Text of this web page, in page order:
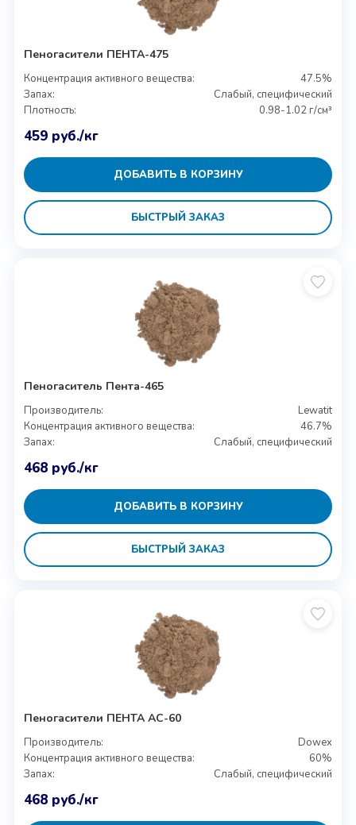
Пеногасители ПЕНТА-475
Концентрация активного вещества:
47.5%
Запах:
Слабый, специфический
Плотность:
0.98-1.02 г/см³
459 руб./кг
ДОБАВИТЬ В КОРЗИНУ
БЫСТРЫЙ ЗАКАЗ
Пеногаситель Пента-465
Производитель:
Lewatit
Концентрация активного вещества:
46.7%
Запах:
Слабый, специфический
468 руб./кг
ДОБАВИТЬ В КОРЗИНУ
БЫСТРЫЙ ЗАКАЗ
Пеногасители ПЕНТА АС-60
Производитель:
Dowex
Концентрация активного вещества:
60%
Запах:
Слабый, специфический
468 руб./кг